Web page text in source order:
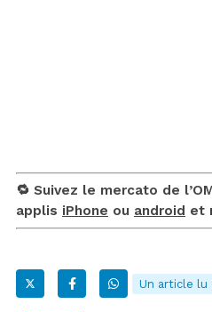
🔁 Suivez le mercato de
applis iPhone ou android et
Un article lu